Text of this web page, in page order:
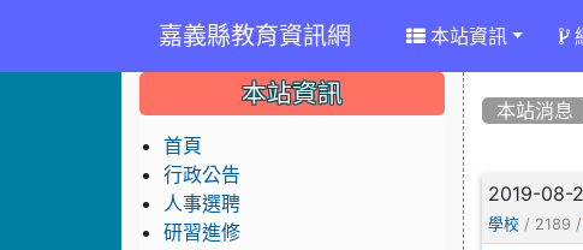
嘉義縣教育資訊網 本站資訊
本站消息
文章
2019-08-
學校 / 2189 /
::: 本站資訊
首頁
行政公告
人事選聘
研習進修